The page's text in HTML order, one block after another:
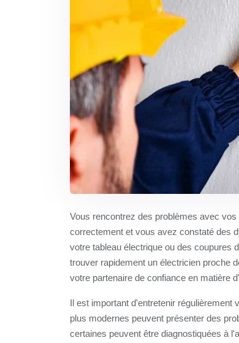
Recherche de fuite d'eau
Réparation de fuite d’eau
Installation de plomberie
Dépannage ballon
Installation de chauffe-
Installation et réparation
Vous rencontrez des problèmes avec
correctement et vous avez constaté des
votre tableau électrique ou des coupures
trouver rapidement un électricien proche
votre partenaire de confiance en matière
Il est important d'entretenir
plus modernes peuvent présenter des
certaines peuvent être diagnostiquées à